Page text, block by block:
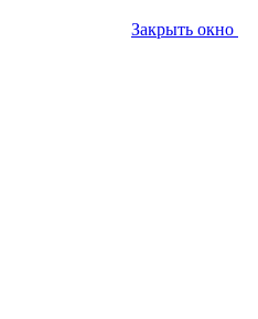
Закрыть окно